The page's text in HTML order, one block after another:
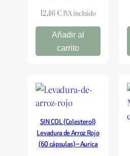
12,46€ IVA incluido
Añadir al
carrito
SIN COL (Colesterol)
Levadura de Arroz Rojo
(60 cápsulas) – Aurica